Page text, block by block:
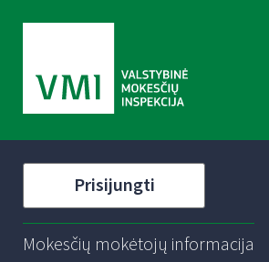
Prisijungti
Mokesčių mokėtojų informacija